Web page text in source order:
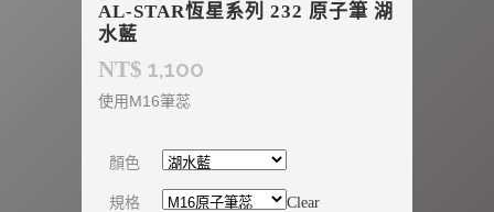
AL-STAR恆星系列 232 原子筆 湖
水藍
NT$ 1,100
使用M16筆蕊
顏色
規格 Clear